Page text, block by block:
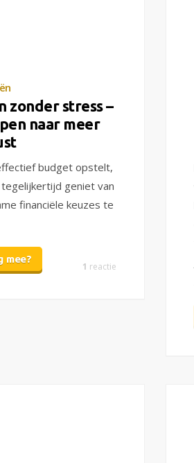
zonder stress –
naar meer
budget opstelt,
geniet van
financiële keuzes te
mee?
1 reactie